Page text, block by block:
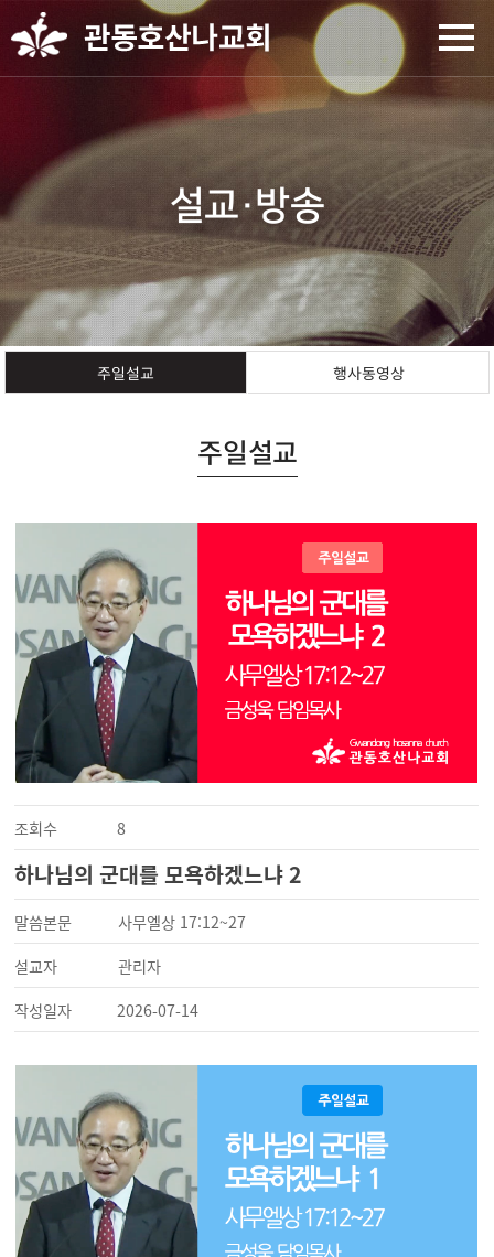
설교·방송
주일설교 행사동영상
주일설교
조회수 8
하나님의 군대를 모욕하겠느냐 2
말씀본문
사무엘상 17:12~27
설교자
관리자
작성일자
2026-07-14